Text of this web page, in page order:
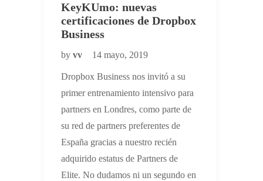
KeyKUmo: nuevas
certificaciones de Dropbox
Business
by vv 14 mayo, 2019
Dropbox Business nos invitó a su
primer entrenamiento intensivo para
partners en Londres, como parte de
su red de partners preferentes de
España gracias a nuestro recién
adquirido estatus de Partners de
Elite. No dudamos ni un segundo en